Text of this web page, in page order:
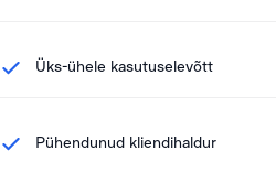
Üks-ühele kasutuselevõtt
Pühendunud kliendihaldur